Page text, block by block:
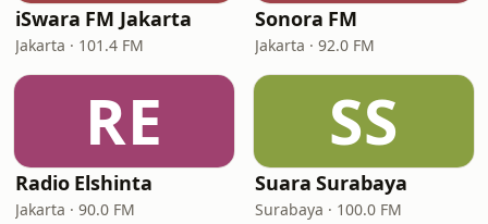
iSwara FM Jakarta
Jakarta · 101.4 FM
Sonora FM
Jakarta · 92.0 FM
RE
Radio Elshinta
Jakarta · 90.0 FM
SS
Suara Surabaya
Surabaya · 100.0 FM